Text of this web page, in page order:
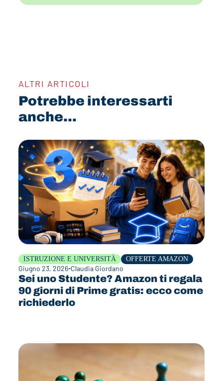
ALTRI ARTICOLI
Potrebbe interessarti
anche...
ISTRUZIONE E UNIVERSITÀ OFFERTE AMAZON
Giugno 23, 2026 Claudia Giordano
Sei uno Studente? Amazon ti regala
90 giorni di Prime gratis: ecco come
richiederlo